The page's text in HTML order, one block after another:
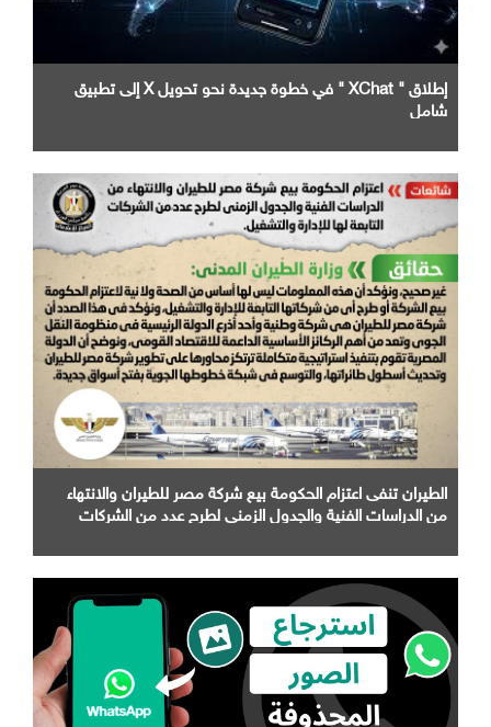
إطلاق " XChat " في خطوة جديدة نحو تحويل X إلى تطبيق
شامل
الطيران تنفى اعتزام الحكومة بيع شركة مصر للطيران والانتهاء
من الدراسات الفنية والجدول الزمني لطرح عدد من الشركات